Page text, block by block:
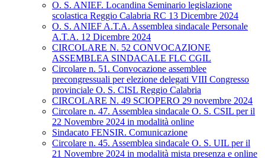
O. S. ANIEF. Locandina Seminario legislazione
scolastica Reggio Calabria RC 13 Dicembre 2024
O. S. ANIEF A.T.A. Assemblea sindacale Personale
A.T.A. 12 Dicembre 2024
CIRCOLARE N. 52 CONVOCAZIONE
ASSEMBLEA SINDACALE FLC CGIL
Circolare n. 51. Convocazione assemblee
precongressuali per elezione delegati VIII Congresso
provinciale O. S. CISL Reggio Calabria
CIRCOLARE N. 49 SCIOPERO 29 novembre 2024
Circolare n. 47. Assemblea sindacale O. S. CSIL per il
22 Novembre 2024 in modalità online
Sindacato FENSIR. Comunicazione
Circolare n. 45. Assemblea sindacale O. S. UIL per il
21 Novembre 2024 in modalità mista presenza e online